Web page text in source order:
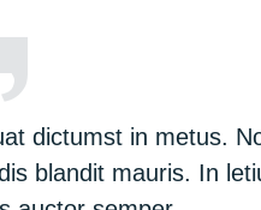
dictumst in metus.
blandit mauris. In